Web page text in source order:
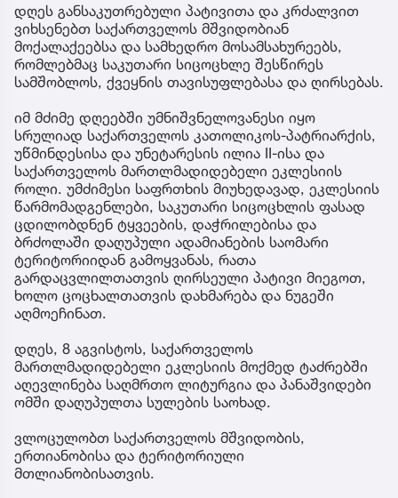
დღეს განსაკუთრებული პატივითა და კრძალვით
ვიხსენებთ საქართველოს მშვიდობიან
მოქალაქეებსა და სამხედრო მოსამსახურეებს,
რომლებმაც საკუთარი სიცოცხლე შესწირეს
სამშობლოს, ქვეყნის თავისუფლებასა და ღირსებას.
იმ მძიმე დღეებში უმნიშვნელოვანესი იყო
სრულიად საქართველოს კათოლიკოს-პატრიარქის,
უწმინდესისა და უნეტარესის ილია II-ისა და
საქართველოს მართლმადიდებელი ეკლესიის
როლი. უმძიმესი საფრთხის მიუხედავად, ეკლესიის
წარმომადგენლები, საკუთარი სიცოცხლის ფასად
ცდილობდნენ ტყვეების, დაჭრილებისა და
ბრძოლაში დაღუპული ადამიანების საომარი
ტერიტორიიდან გამოყვანას, რათა
გარდაცვლილთათვის ღირსეული პატივი მიეგოთ,
ხოლო ცოცხალთათვის დახმარება და ნუგეში
აღმოეჩინათ.
დღეს, 8 აგვისტოს, საქართველოს
მართლმადიდებელი ეკლესიის მოქმედ ტაძრებში
აღევლინება საღმრთო ლიტურგია და პანაშვიდები
ომში დაღუპულთა სულების საოხად.
ვლოცულობთ საქართველოს მშვიდობის,
ერთიანობისა და ტერიტორიული
მთლიანობისათვის.